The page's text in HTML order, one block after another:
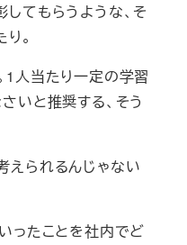
てもらうような、そ
。
1人当たり一定の学習
いと推奨する、そう
えられるんじゃない
ったことを社内でど